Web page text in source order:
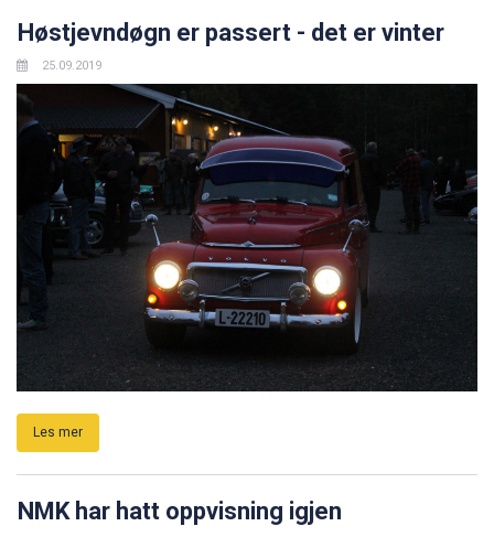
Høstjevndøgn er passert - det er vinter
25.09.2019
Les mer
NMK har hatt oppvisning igjen